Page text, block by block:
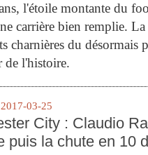
l'étoile montante du
carrière bien remplie.
charnières du désormais
de l'histoire.
03-25
City : Claudio
puis la chute en 10